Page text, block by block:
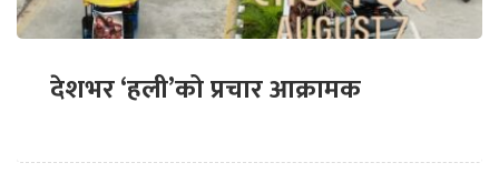
देशभर ‘हली’को प्रचार आक्रामक